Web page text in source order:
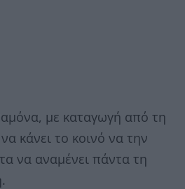
με καταγωγή από τη
κάνει το κοινό να την
να αναμένει πάντα τη